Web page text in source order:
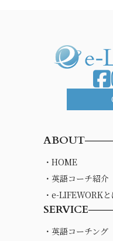
ABOUT
・HOME
・英語コーチ紹介
・e-LIFEWORKと
SERVICE
・英語コーチング